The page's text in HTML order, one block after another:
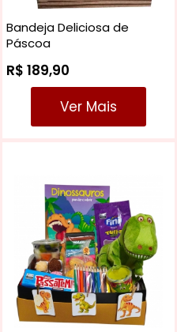
Bandeja Deliciosa de
Páscoa
R$ 189,90
Ver Mais